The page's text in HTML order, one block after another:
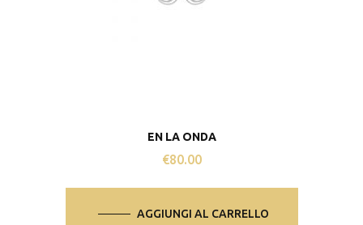
EN LA ONDA
€80.00
AGGIUNGI AL CARRELLO